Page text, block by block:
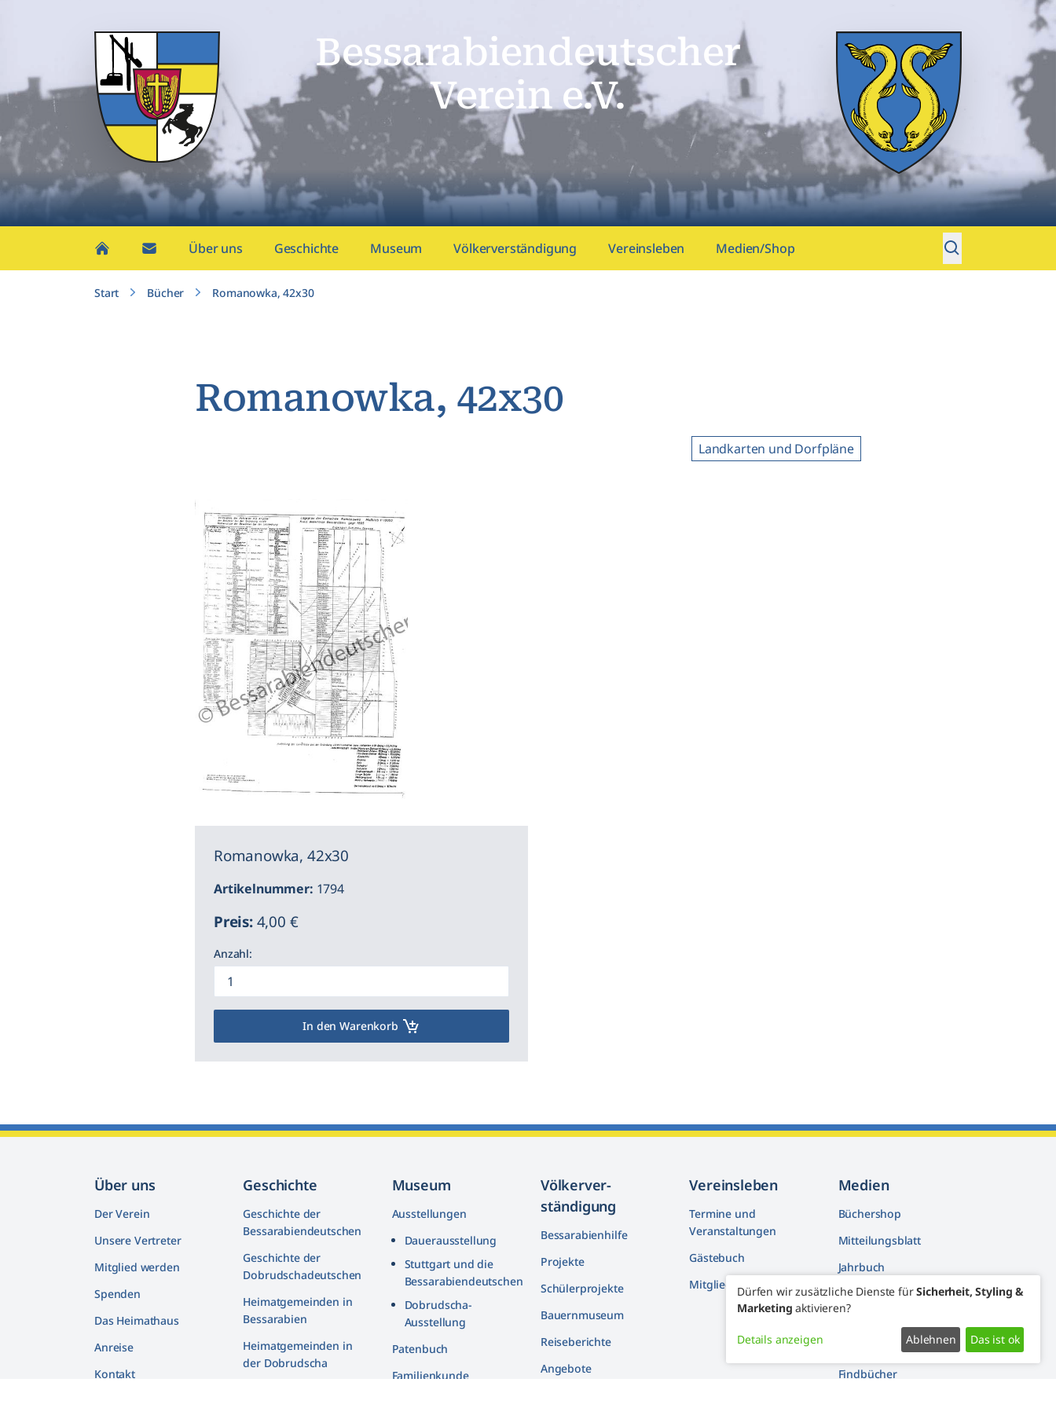
Bessarabien­deutscher
Verein e.V.
Über uns Geschichte Museum Völkerverständigung Vereinsleben Medien/Shop
Start Bücher Romanowka, 42x30
Romanowka, 42x30
Landkarten und Dorfpläne
Romanowka, 42x30
Artikelnummer: 1794
Preis:4,00 €
Anzahl:
In den Warenkorb
Über uns
Der Verein
Unsere Vertreter
Mitglied werden
Spenden
Das Heimathaus
Anreise
Kontakt
Geschichte
Geschichte der
Bessarabiendeutschen
Geschichte der
Dobrudschadeutschen
Heimatgemeinden in
Bessarabien
Heimatgemeinden in
der Dobrudscha
Museum
Ausstellungen
Dauerausstellung
Stuttgart und die
Bessarabiendeutschen
Dobrudscha­-
Ausstellung
Patenbuch
Familienkunde
Völkerver­
ständigung
Bessarabienhilfe
Projekte
Schülerprojekte
Bauernmuseum
Reiseberichte
Angebote
Vereinsleben
Termine und
Veranstaltungen
Gästebuch
Mitglieder machen mit
Medien
Büchershop
Mitteilungsblatt
Jahrbuch
Artikelarchiv
Findbücher
Dürfen wir zusätzliche Dienste fürSicherheit, Styling &
Marketing aktivieren?
Details anzeigen Ablehnen Das ist ok